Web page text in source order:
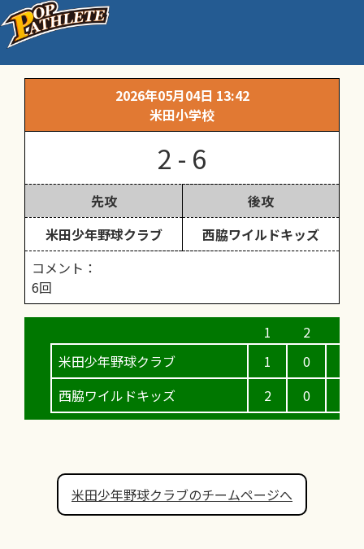
練習試合 Cチーム③
2026年05月04日 13:42
米田小学校
2 - 6
先攻
後攻
米田少年野球クラブ
西脇ワイルドキッズ
コメント：
6回
米田少年野球クラブ
西脇ワイルドキッズ
1
2
0
0
米田少年野球クラブのチームページへ